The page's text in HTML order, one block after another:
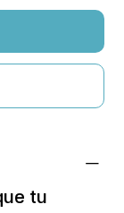
tu